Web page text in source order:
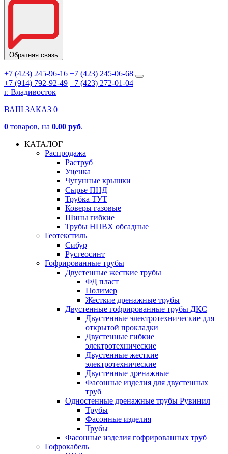
Обратная связь
+7 (423) 245-96-16 +7 (423) 245-06-68
+7 (914) 792-92-49 +7 (423) 272-01-04
г. Владивосток
ВАШ ЗАКАЗ 0
0 товаров, на 0.00 руб.
КАТАЛОГ
Распродажа
Раструб
Уценка
Чугунные крышки
Сырье ПНД
Трубка ТУТ
Коверы газовые
Шины гибкие
Трубы НПВХ обсадные
Геотекстиль
Сибур
Русгеосинт
Гофрированные трубы
Двустенные жесткие трубы
ФД пласт
Полимер
Жесткие дренажные трубы
Двустенные гофрированные трубы ДКС
Двустенные электротехнические для
открытой прокладки
Двустенные гибкие
электротехнические
Двустенные жесткие
электротехнические
Двустенные дренажные
Фасонные изделия для двустенных
труб
Одностенные дренажные трубы Рувинил
Трубы
Фасонные изделия
Трубы
Фасонные изделия гофрированных труб
Гофрокабель